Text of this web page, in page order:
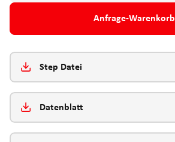
Anfrage-Warenkorb
Step Datei
Datenblatt